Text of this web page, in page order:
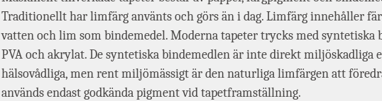
Traditionellt har limfärg använts och görs än i dag. Limfärg innehåller
vatten och lim som bindemedel. Moderna tapeter trycks med syntetiska
PVA och akrylat. De syntetiska bindemedlen är inte direkt miljöskadliga
hälsovådliga, men rent miljömässigt är den naturliga limfärgen att
används endast godkända pigment vid tapetframställning.